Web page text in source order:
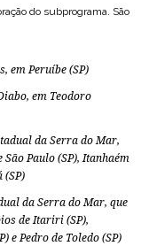
do subprograma. São
em Peruíbe (SP)
em Teodoro
da Serra do Mar,
São Paulo (SP), Itanhaém
(SP)
da Serra do Mar, que
de Itariri (SP),
e Pedro de Toledo (SP)